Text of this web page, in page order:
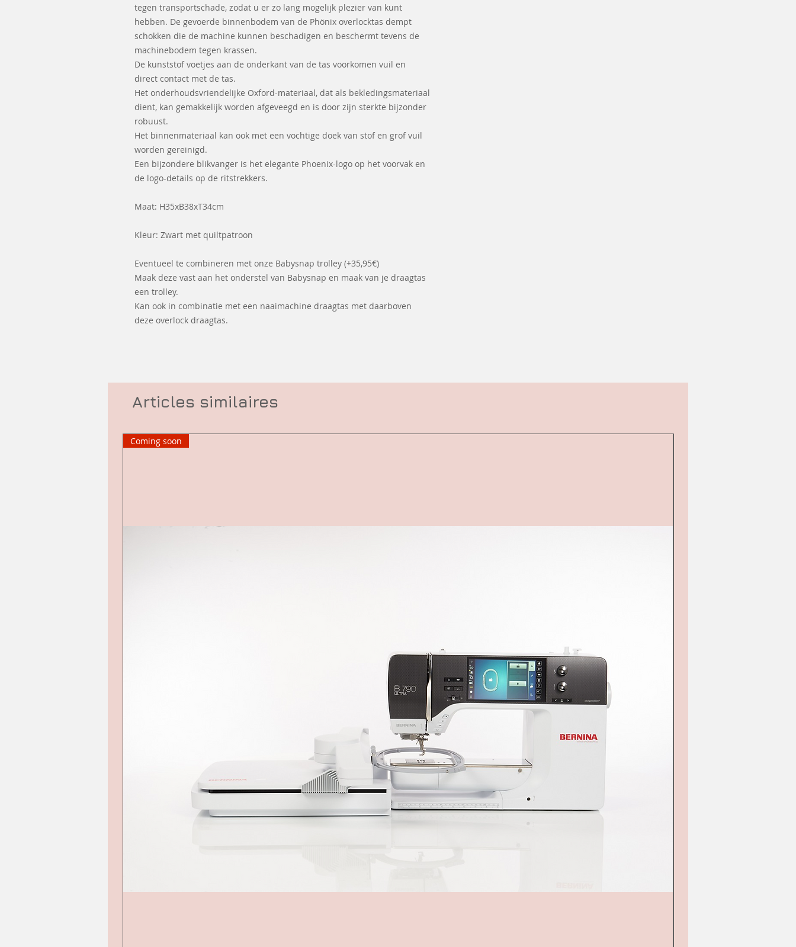
tegen transportschade, zodat u er zo lang mogelijk plezier van kunt
hebben. De gevoerde binnenbodem van de Phönix overlocktas dempt
schokken die de machine kunnen beschadigen en beschermt tevens de
machinebodem tegen krassen.
De kunststof voetjes aan de onderkant van de tas voorkomen vuil en
direct contact met de tas.
Het onderhoudsvriendelijke Oxford-materiaal, dat als bekledingsmateriaal
dient, kan gemakkelijk worden afgeveegd en is door zijn sterkte bijzonder
robuust.
Het binnenmateriaal kan ook met een vochtige doek van stof en grof vuil
worden gereinigd.
Een bijzondere blikvanger is het elegante Phoenix-logo op het voorvak en
de logo-details op de ritstrekkers.
Maat: H35xB38xT34cm
Kleur: Zwart met quiltpatroon
Eventueel te combineren met onze Babysnap trolley (+35,95€)
Maak deze vast aan het onderstel van Babysnap en maak van je draagtas
een trolley.
Kan ook in combinatie met een naaimachine draagtas met daarboven
deze overlock draagtas.
Articles similaires
Coming soon